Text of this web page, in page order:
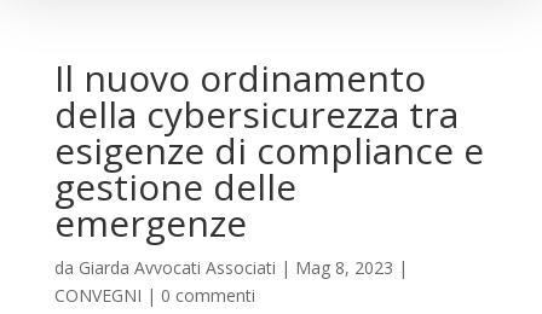
Il nuovo ordinamento
della cybersicurezza tra
esigenze di compliance e
gestione delle
emergenze
da Giarda Avvocati Associati | Mag 8, 2023 |
CONVEGNI | 0 commenti